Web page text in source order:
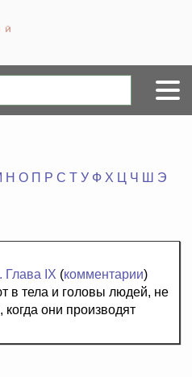
Н О П Р С Т У Ф Х Ц Ч Ш
Э
Глава IX (комментарии)
в тела и головы людей, не
они производят